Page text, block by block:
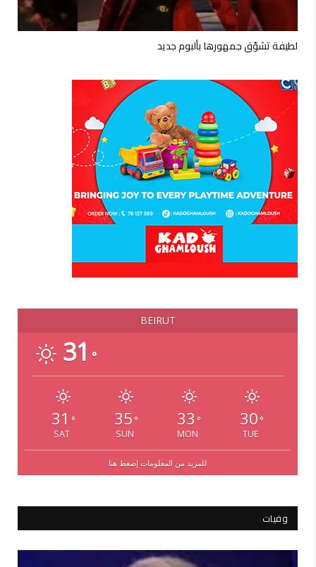
لطيفة تشوّق جمهورها بألبوم جديد
BEIRUT
31 °
31 °
SAT
35 °
SUN
33 °
MON
30 °
TUE
للمزيد من المعلومات إضغط هنا
وفيات